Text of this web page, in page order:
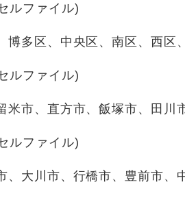
ルファイル)
博多区、中央区、南区、西区
ルファイル)
米市、直方市、飯塚市、田川
ルファイル)
、大川市、行橋市、豊前市、